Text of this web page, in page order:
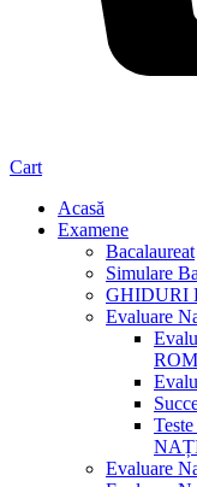
Cart
Acasă
Examene
Bacalaureat
Simulare
GHIDURI
Evaluare
Evaluare